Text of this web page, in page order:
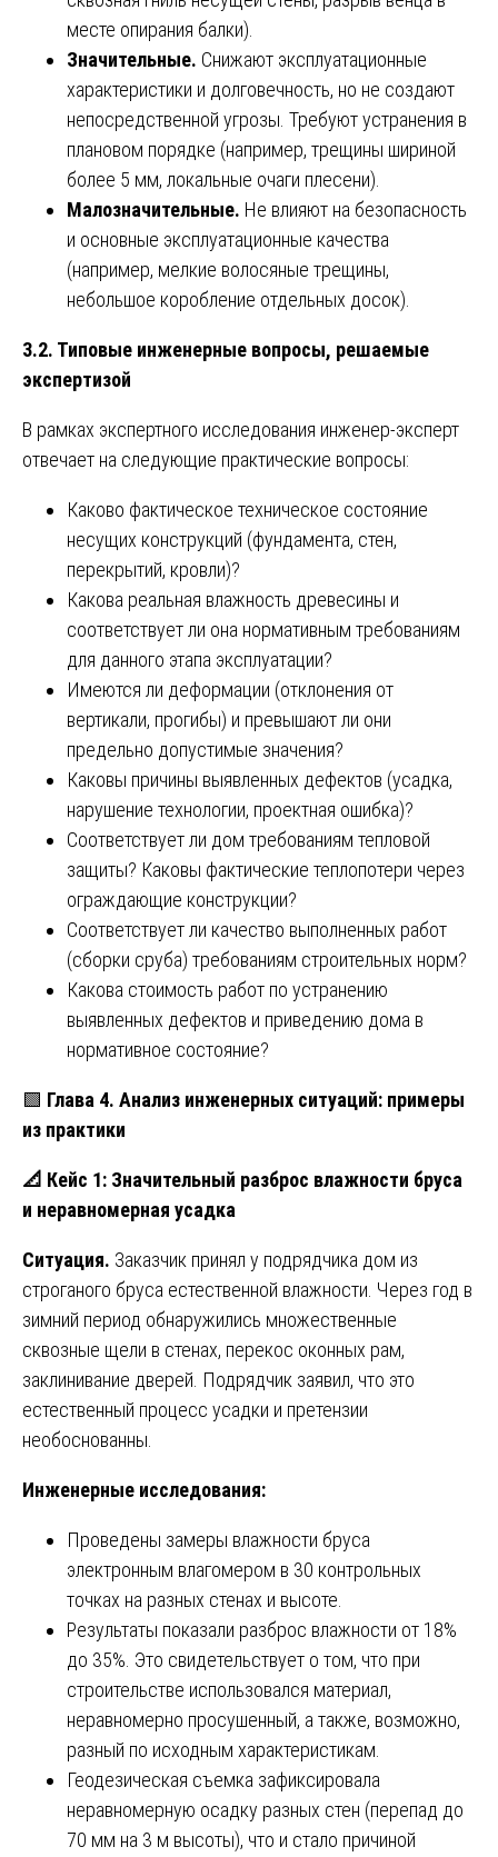
месте опирания балки).
Значительные. Снижают эксплуатационные
характеристики и долговечность, но не создают
непосредственной угрозы. Требуют устранения в
плановом порядке (например, трещины шириной
более 5 мм, локальные очаги плесени).
Малозначительные. Не влияют на безопасность
и основные эксплуатационные качества
(например, мелкие волосяные трещины,
небольшое коробление отдельных досок).
3.2. Типовые инженерные вопросы, решаемые
экспертизой
В рамках экспертного исследования инженер-эксперт
отвечает на следующие практические вопросы:
Каково фактическое техническое состояние
несущих конструкций (фундамента, стен,
перекрытий, кровли)?
Какова реальная влажность древесины и
соответствует ли она нормативным требованиям
для данного этапа эксплуатации?
Имеются ли деформации (отклонения от
вертикали, прогибы) и превышают ли они
предельно допустимые значения?
Каковы причины выявленных дефектов (усадка,
нарушение технологии, проектная ошибка)?
Соответствует ли дом требованиям тепловой
защиты? Каковы фактические теплопотери через
ограждающие конструкции?
Соответствует ли качество выполненных работ
(сборки сруба) требованиям строительных норм?
Какова стоимость работ по устранению
выявленных дефектов и приведению дома в
нормативное состояние?
🟩 Глава 4. Анализ инженерных ситуаций: примеры
из практики
📐 Кейс 1: Значительный разброс влажности бруса
и неравномерная усадка
Ситуация. Заказчик принял у подрядчика дом из
строганого бруса естественной влажности. Через год в
зимний период обнаружились множественные
сквозные щели в стенах, перекос оконных рам,
заклинивание дверей. Подрядчик заявил, что это
естественный процесс усадки и претензии
необоснованны.
Инженерные исследования:
Проведены замеры влажности бруса
электронным влагомером в 30 контрольных
точках на разных стенах и высоте.
Результаты показали разброс влажности от 18%
до 35%. Это свидетельствует о том, что при
строительстве использовался материал,
неравномерно просушенный, а также, возможно,
разный по исходным характеристикам.
Геодезическая съемка зафиксировала
неравномерную осадку разных стен (перепад до
70 мм на 3 м высоты), что и стало причиной